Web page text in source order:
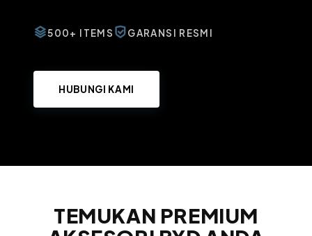
500+ ITEMS GARANSI RESMI
HUBUNGI KAMI
TEMUKAN PREMIUM